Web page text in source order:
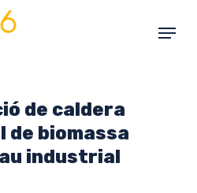
Menu
de caldera
biomassa
industrial